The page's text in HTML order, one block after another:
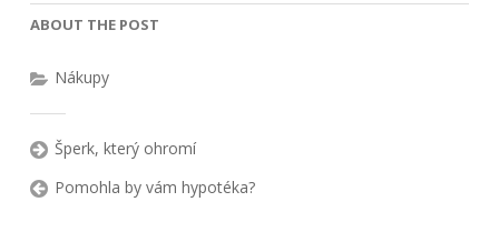
ABOUT THE POST
Nákupy
Šperk, který ohromí
Pomohla by vám hypotéka?